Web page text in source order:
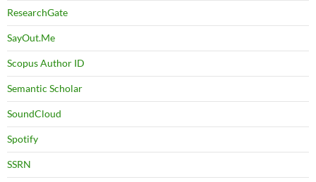
ResearchGate
SayOut.Me
Scopus Author ID
Semantic Scholar
SoundCloud
Spotify
SSRN